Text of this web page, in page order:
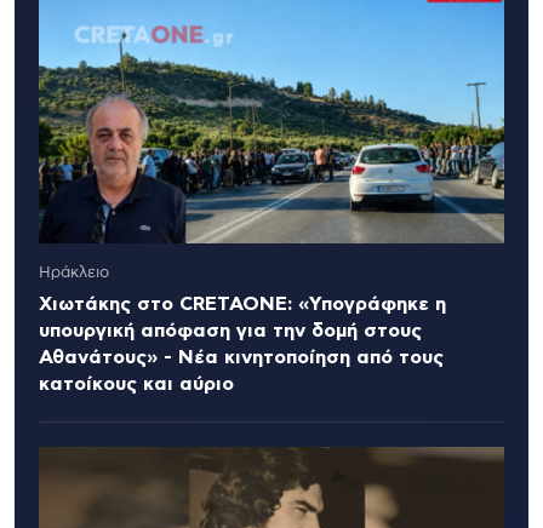
Ηράκλειο
Χιωτάκης στο CRETAONE: «Υπογράφηκε η
υπουργική απόφαση για την δομή στους
Αθανάτους» - Νέα κινητοποίηση από τους
κατοίκους και αύριο